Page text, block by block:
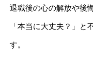
退職後の心の解放や後
「本当に大丈夫？」と
す。